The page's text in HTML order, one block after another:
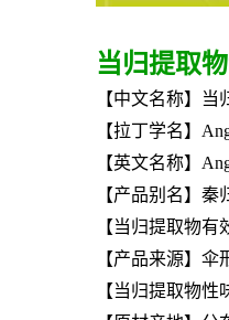
当归提取
【中文名称】
【拉丁学名】
【英文名称】
【产品别名】
【当归提取物有
【产品来源】
【当归提取物性